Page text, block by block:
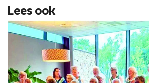
Lees ook